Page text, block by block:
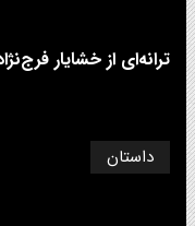
ترانه‌ای از خشایار
داستان